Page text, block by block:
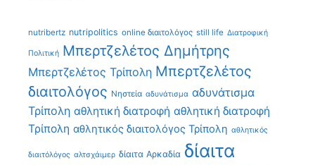
nutribertz nutripolitics online διαιτολόγος still life Διατροφική
Πολιτική Μπερτζελέτος Δημήτρης
Μπερτζελέτος Τρίπολη Μπερτζελέτος
διαιτολόγος Νηστεία αδυνάτισμα αδυνάτισμα
Τρίπολη αθλητική διατροφή αθλητική διατροφή
Τρίπολη αθλητικός διαιτολόγος Τρίπολη αθλητικός
διαιτόλόγος αλτσχάιμερ δίαιτα Αρκαδία δίαιτα